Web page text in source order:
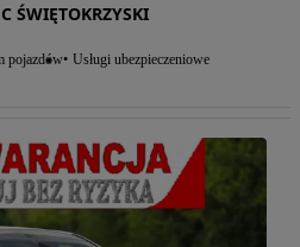
ŚWIĘTOKRZYSKI
pojazdów Usługi ubezpieczeniowe